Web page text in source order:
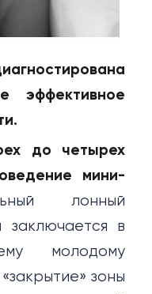
эффективное
до четырех
мини-
лонный
заключается в
молодому
зоны